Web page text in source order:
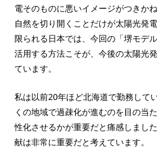
電そのものに悪いイメージがつきか
自然を切り開くことだけが太陽光発
限られる日本では、今回の「堺モデ
活用する方法こそが、今後の太陽光
ています。
私は以前20年ほど北海道で勤務して
くの地域で過疎化が進むのを目の当
性化させるかが重要だと痛感しまし
献は非常に重要だと考えています。